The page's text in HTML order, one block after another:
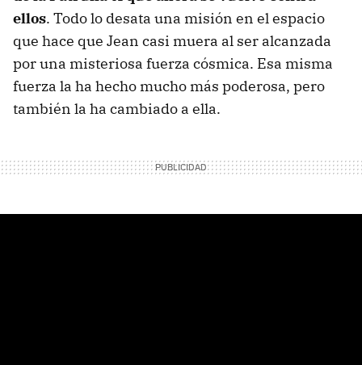
ellos. Todo lo desata una misión en el espacio
que hace que Jean casi muera al ser alcanzada
por una misteriosa fuerza cósmica. Esa misma
fuerza la ha hecho mucho más poderosa, pero
también la ha cambiado a ella.